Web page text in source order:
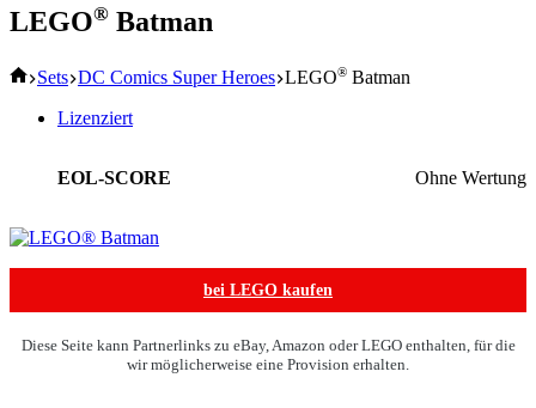
LEGO® Batman
Start
Sets DC Comics Super Heroes LEGO® Batman
Lizenziert
EOL-SCORE Ohne Wertung
bei LEGO kaufen
Diese Seite kann Partnerlinks zu eBay, Amazon oder LEGO enthalten, für die
wir möglicherweise eine Provision erhalten.